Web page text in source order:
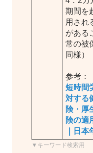
期間を
用され
がある
常の被
同様）
参考：
短時間
対する
険・厚
険の適
｜日本
▼キーワード検索用